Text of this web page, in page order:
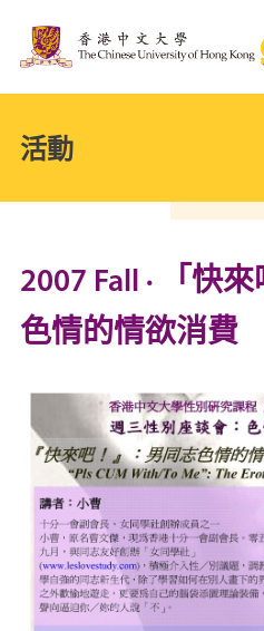
活動
2007 Fall · 「快
色情的情欲消費